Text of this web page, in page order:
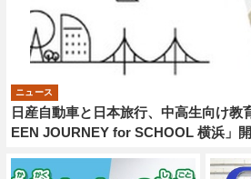
日産自動車と日本旅行、中高生向け教
EEN JOURNEY for SCHOOL 横浜」
ニュース